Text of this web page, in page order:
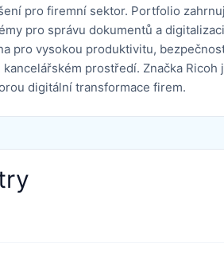
pro firemní sektor. Portfolio
pro správu dokumentů a
pro vysokou produktivitu,
prostředí. Značka Ricoh
digitální transformace firem.